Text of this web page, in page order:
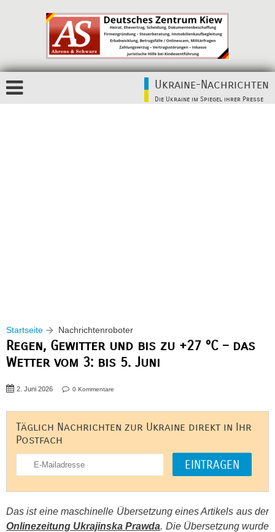
Ukraine-Nachrichten
Die Ukraine im Spiegel ihrer Presse
Startseite Nachrichtenroboter
Regen, Gewitter und bis zu +27 °C – das
Wetter vom 3: bis 5. Juni
2. Juni 2026 0 Kommentare
Täglich Nachrichten zur Ukraine direkt in Ihr
Postfach
Das ist eine maschinelle Übersetzung eines Artikels aus der
Onlinezeitung Ukrajinska Prawda. Die Übersetzung wurde